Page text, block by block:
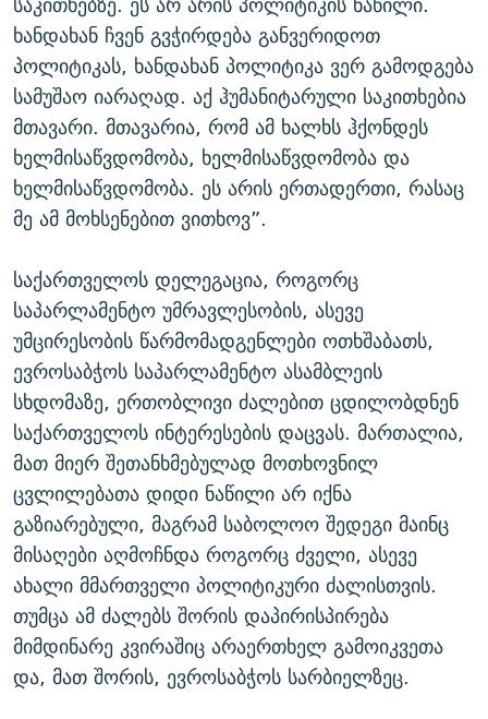
ხანდახან ჩვენ გვჭირდება განვერიდოთ
პოლიტიკას, ხანდახან პოლიტიკა ვერ გამოდგება
სამუშაო იარაღად. აქ ჰუმანიტარული საკითხებია
მთავარი. მთავარია, რომ ამ ხალხს ჰქონდეს
ხელმისაწვდომობა, ხელმისაწვდომობა და
ხელმისაწვდომობა. ეს არის ერთადერთი, რასაც
მე ამ მოხსენებით ვითხოვ”.
საქართველოს დელეგაცია, როგორც
საპარლამენტო უმრავლესობის, ასევე
უმცირესობის წარმომადგენლები ოთხშაბათს,
ევროსაბჭოს საპარლამენტო ასამბლეის
სხდომაზე, ერთობლივი ძალებით ცდილობდნენ
საქართველოს ინტერესების დაცვას. მართალია,
მათ მიერ შეთანხმებულად მოთხოვნილ
ცვლილებათა დიდი ნაწილი არ იქნა
გაზიარებული, მაგრამ საბოლოო შედეგი მაინც
მისაღები აღმოჩნდა როგორც ძველი, ასევე
ახალი მმართველი პოლიტიკური ძალისთვის.
თუმცა ამ ძალებს შორის დაპირისპირება
მიმდინარე კვირაშიც არაერთხელ გამოიკვეთა
და, მათ შორის, ევროსაბჭოს სარბიელზეც.